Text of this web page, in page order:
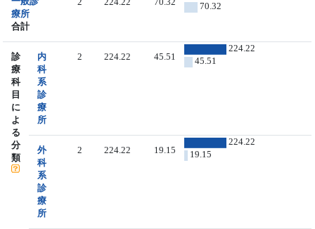
療所
合計
70.32
診
療
科
目
に
よ
る
分
類
内
科
系
診
療
所
2 224.22 45.51
224.22
45.51
外
科
系
診
療
所
2 224.22 19.15
224.22
19.15